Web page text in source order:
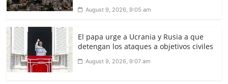
August 9, 2026, 9:05 am
El papa urge a Ucrania y Rusia a que
detengan los ataques a objetivos civiles
August 9, 2026, 9:07 am